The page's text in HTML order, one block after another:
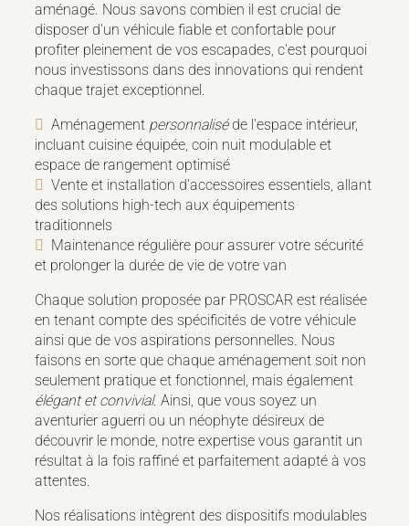
aménagé. Nous savons combien il est crucial de
disposer d'un véhicule fiable et confortable pour
profiter pleinement de vos escapades, c'est pourquoi
nous investissons dans des innovations qui rendent
chaque trajet exceptionnel.
Aménagement personnaliséde l'espace intérieur,
incluant cuisine équipée, coin nuit modulable et
espace de rangement optimisé
Vente et installation d'accessoires essentiels, allant
des solutions high-tech aux équipements
traditionnels
Maintenance régulière pour assurer votre sécurité
et prolonger la durée de vie de votre van
Chaque solution proposée par PROSCAR est réalisée
en tenant compte des spécificités de votre véhicule
ainsi que de vos aspirations personnelles. Nous
faisons en sorte que chaque aménagement soit non
seulement pratique et fonctionnel, mais également
élégant et convivial. Ainsi, que vous soyez un
aventurier aguerri ou un néophyte désireux de
découvrir le monde, notre expertise vous garantit un
résultat à la fois raffiné et parfaitement adapté à vos
attentes.
Nos réalisations intègrent des dispositifs modulables